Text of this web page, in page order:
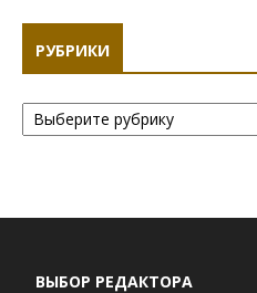
РУБРИКИ
Рубрики
ВЫБОР РЕДАКТОРА